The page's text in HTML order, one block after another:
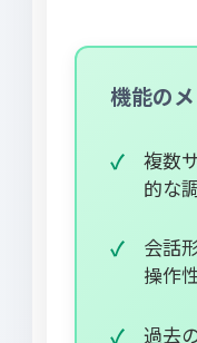
機能の
複数
的な
会話
操作
過去